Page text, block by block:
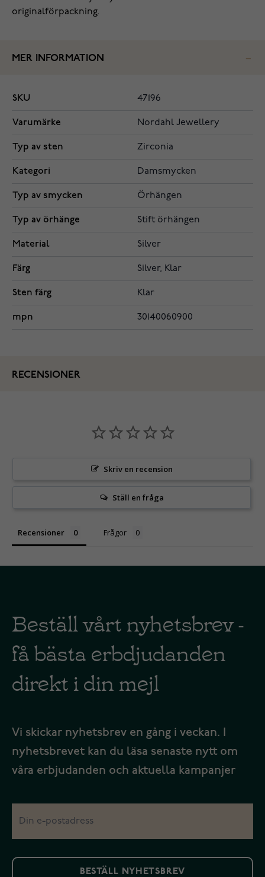
originalförpackning.
MER INFORMATION
SKU 47196
Varumärke Nordahl Jewellery
Typ av sten Zirconia
Kategori Damsmycken
Typ av smycken Örhängen
Typ av örhänge Stift örhängen
Material Silver
Färg Silver, Klar
Sten färg Klar
mpn 30140060900
RECENSIONER
Skriv en recension
Ställ en fråga
Recensioner Frågor
Beställ vårt nyhetsbrev -
få bästa erbdjudanden
direkt i din mejl
Vi skickar nyhetsbrev en gång i veckan. I
nyhetsbrevet kan du läsa senaste nytt om
våra erbjudanden och aktuella kampanjer
BESTÄLL NYHETSBREV